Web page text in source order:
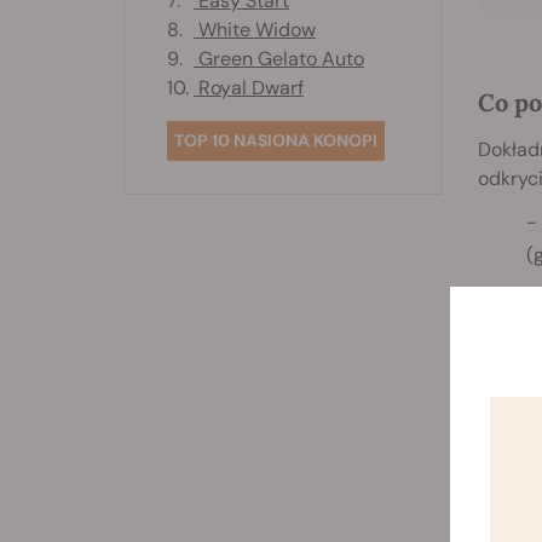
Co
8.
White Widow
9.
Green Gelato Auto
10. Royal Dwarf
TOP 10 NASIONA KONOPI